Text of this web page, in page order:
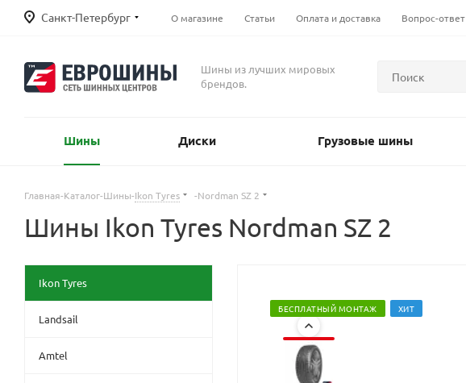
Санкт-Петербург О магазине Статьи Оплата и доставка Вопрос-ответ
Шины из лучших мировых
брендов.
Шины Диски Грузовые шины
Главная-Каталог-Шины-Ikon Tyres -Nordman SZ 2
Шины Ikon Tyres Nordman SZ 2
БЕСПЛАТНЫЙ МОНТАЖ ХИТ
Ikon Tyres
Landsail
Amtel